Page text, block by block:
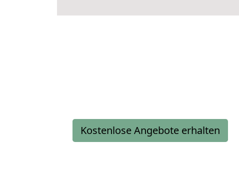
Kostenlose Angebote erhalten